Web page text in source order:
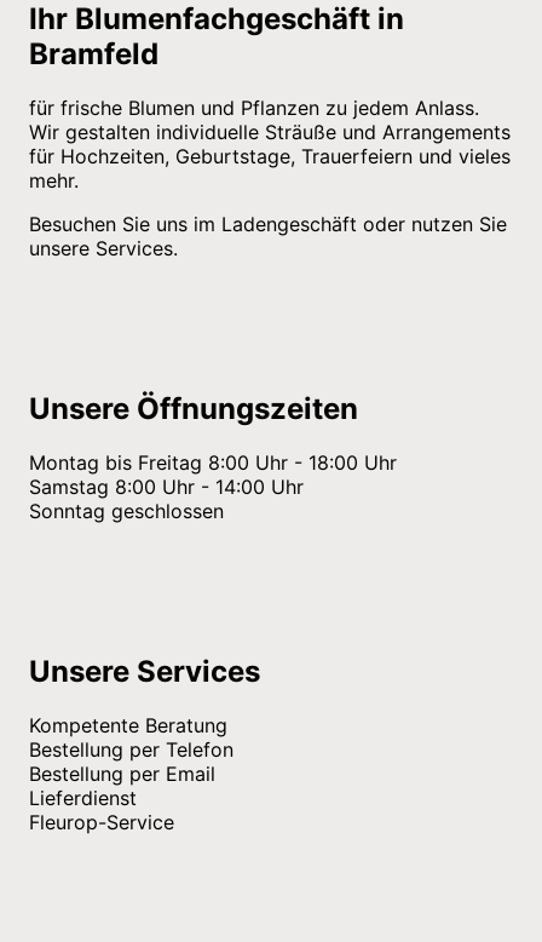
Ihr Blumenfachgeschäft in
Bramfeld
für frische Blumen und Pflanzen zu jedem Anlass.
Wir gestalten individuelle Sträuße und Arrangements
für Hochzeiten, Geburtstage, Trauerfeiern und vieles
mehr.
Besuchen Sie uns im Ladengeschäft oder nutzen Sie
unsere Services.
Unsere Öffnungszeiten
Montag bis Freitag 8:00 Uhr - 18:00 Uhr
Samstag 8:00 Uhr - 14:00 Uhr
Sonntag geschlossen
Unsere Services
Kompetente Beratung
Bestellung per Telefon
Bestellung per Email
Lieferdienst
Fleurop-Service